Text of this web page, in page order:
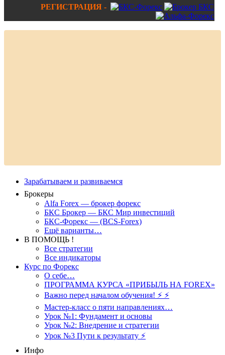
РЕГИСТРАЦИЯ -
Зарабатываем и развиваемся
Брокеры
Alfa Forex — брокер форекс
БКС Брокер — БКС Мир инвестиций
БКС-Форекс — (BCS-Forex)
Ещё варианты…
В ПОМОЩЬ !
Все стратегии
Все индикаторы
Курс по Форекс
О себе…
ПРОГРАММА КУРСА «ПРИБЫЛЬ НА FOREX»
Важно перед началом обучения! ⚡ ⚡
Мастер-класс о пяти направлениях…
Урок №1: Фундамент и основы
Урок №2: Внедрение и стратегии
Урок №3 Пути к результату ⚡️
Инфо